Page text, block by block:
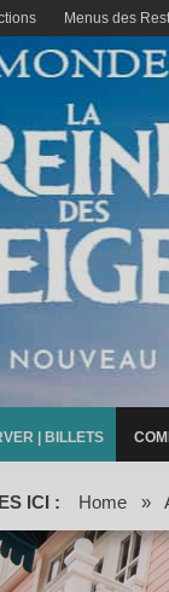
Menus des
| BILLETS
ICI : Home »